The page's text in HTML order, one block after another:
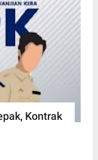
Kontrak